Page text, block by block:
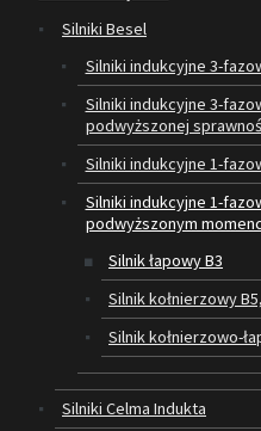
PIŁY TARCZOWE
SERWIS I REGENERACJA MASZYN
KATALOGI
OBRABIARKI DO DREWNA
Silniki Besel
Silniki indukcyjne 3-
Silniki indukcyjne 3-
podwyższonej
Silniki indukcyjne 1-
Silniki indukcyjne 1-
podwyższonym
Silnik łapowy B3
Silnik kołnierzowy
Silnik kołnierzowo-
Silniki Celma Indukta